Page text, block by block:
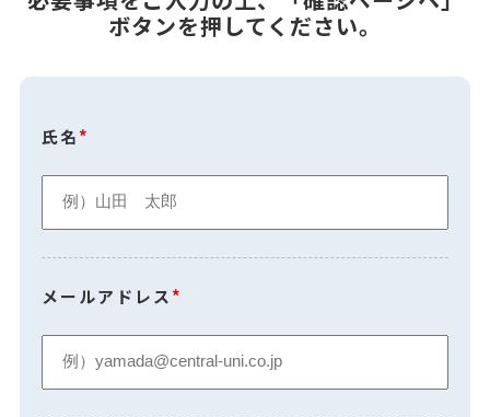
ボタンを押してください。
氏名*
メールアドレス*